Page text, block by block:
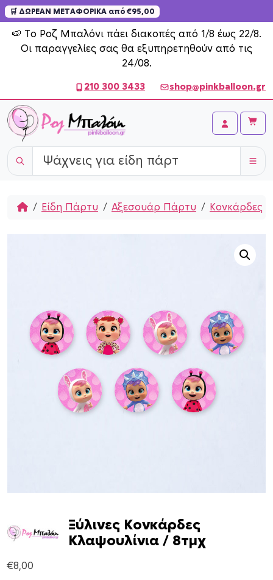
🛒 ΔΩΡΕΑΝ ΜΕΤΑΦΟΡΙΚΑ από €95,00
🍉 Το Ροζ Μπαλόνι πάει διακοπές από 1/8 έως 22/8.
Οι παραγγελίες σας θα εξυπηρετηθούν από τις
24/08.
Skip to content
210 300 3433 shop@pinkballoon.gr
Account
Cart
HomeΕίδη Πάρτυ Αξεσουάρ Πάρτυ Κονκάρδες
Ξύλινες Κονκάρδες
Κλαψουλίνια / 8τμχ
€8,00